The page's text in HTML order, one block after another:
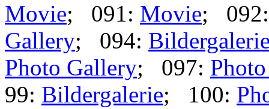
Movie; 091: Movie;
Gallery; 094:
Photo Gallery; 097:
99: Bildergalerie; 100: